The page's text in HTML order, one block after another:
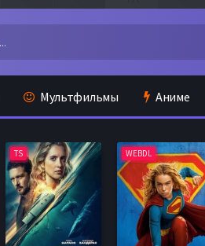
Мультфильмы Аниме
TS WEBDL